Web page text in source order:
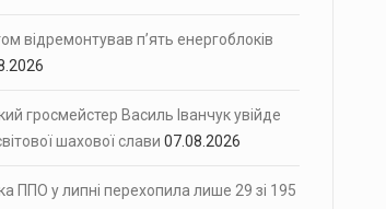
відремонтував п’ять енергоблоків
гросмейстер Василь Іванчук увійде
шахової слави 07.08.2026
ППО у липні перехопила лише 29 зі 195